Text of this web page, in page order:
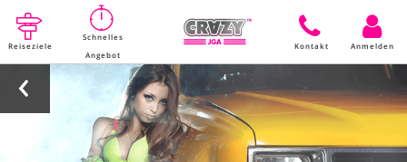
Reiseziele
Schnelles
Angebot
Kontakt Anmelden